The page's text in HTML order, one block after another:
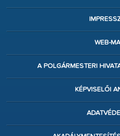
WEB-
A POLGÁRMESTERI
KÉPVISELŐI